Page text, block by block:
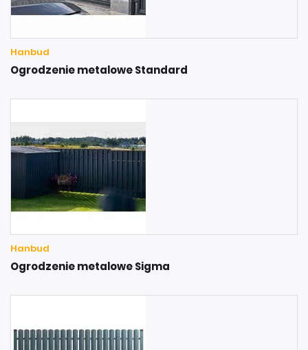
Hanbud
Ogrodzenie metalowe Standard
Hanbud
Ogrodzenie metalowe Sigma